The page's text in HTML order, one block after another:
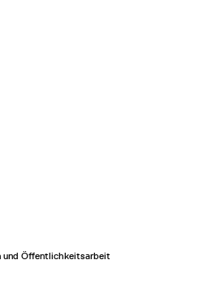
und Öffentlichkeitsarbeit